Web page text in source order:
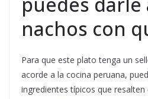
nachos con
Para que este plato tenga un
acorde a la cocina peruana,
ingredientes típicos que